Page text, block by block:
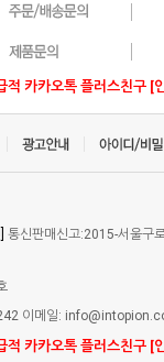
카카오톡 플러스친구 [
통신판매신고:2015-서울구
이메일:
카카오톡 플러스친구 [